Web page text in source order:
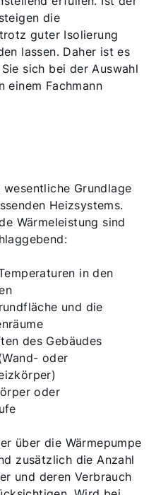
die
guter Isolierung
lassen. Daher ist es
sich bei der Auswahl
einem Fachmann
Grundlage
Heizsystems.
Wärmeleistung sind
in den
und die
des Gebäudes
oder
oder
über die Wärmepumpe
zusätzlich die Anzahl
und deren Verbrauch